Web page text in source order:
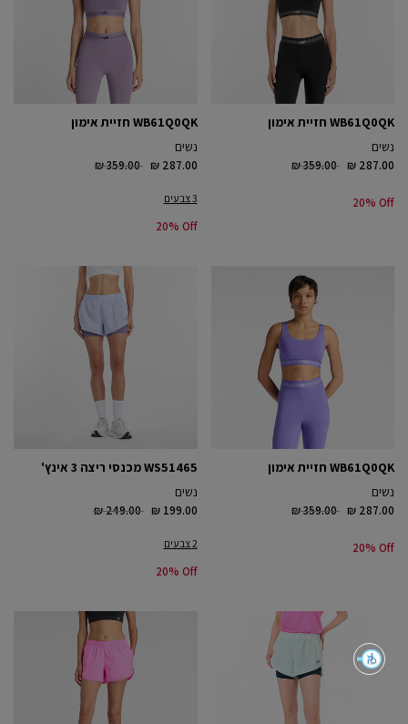
WB61Q0QK חזיית אימון
נשים
Price reduced from
₪ 359.00 to₪ 287.00
20% Off
WB61Q0QK חזיית אימון
נשים
Price reduced from
₪ 359.00 to₪ 287.00
3 צבעים
20% Off
WB61Q0QK חזיית אימון
נשים
Price reduced from
₪ 359.00 to₪ 287.00
20% Off
WS51465 מכנסי ריצה 3 אינץ'
נשים
Price reduced from
₪ 249.00 to₪ 199.00
2 צבעים
20% Off